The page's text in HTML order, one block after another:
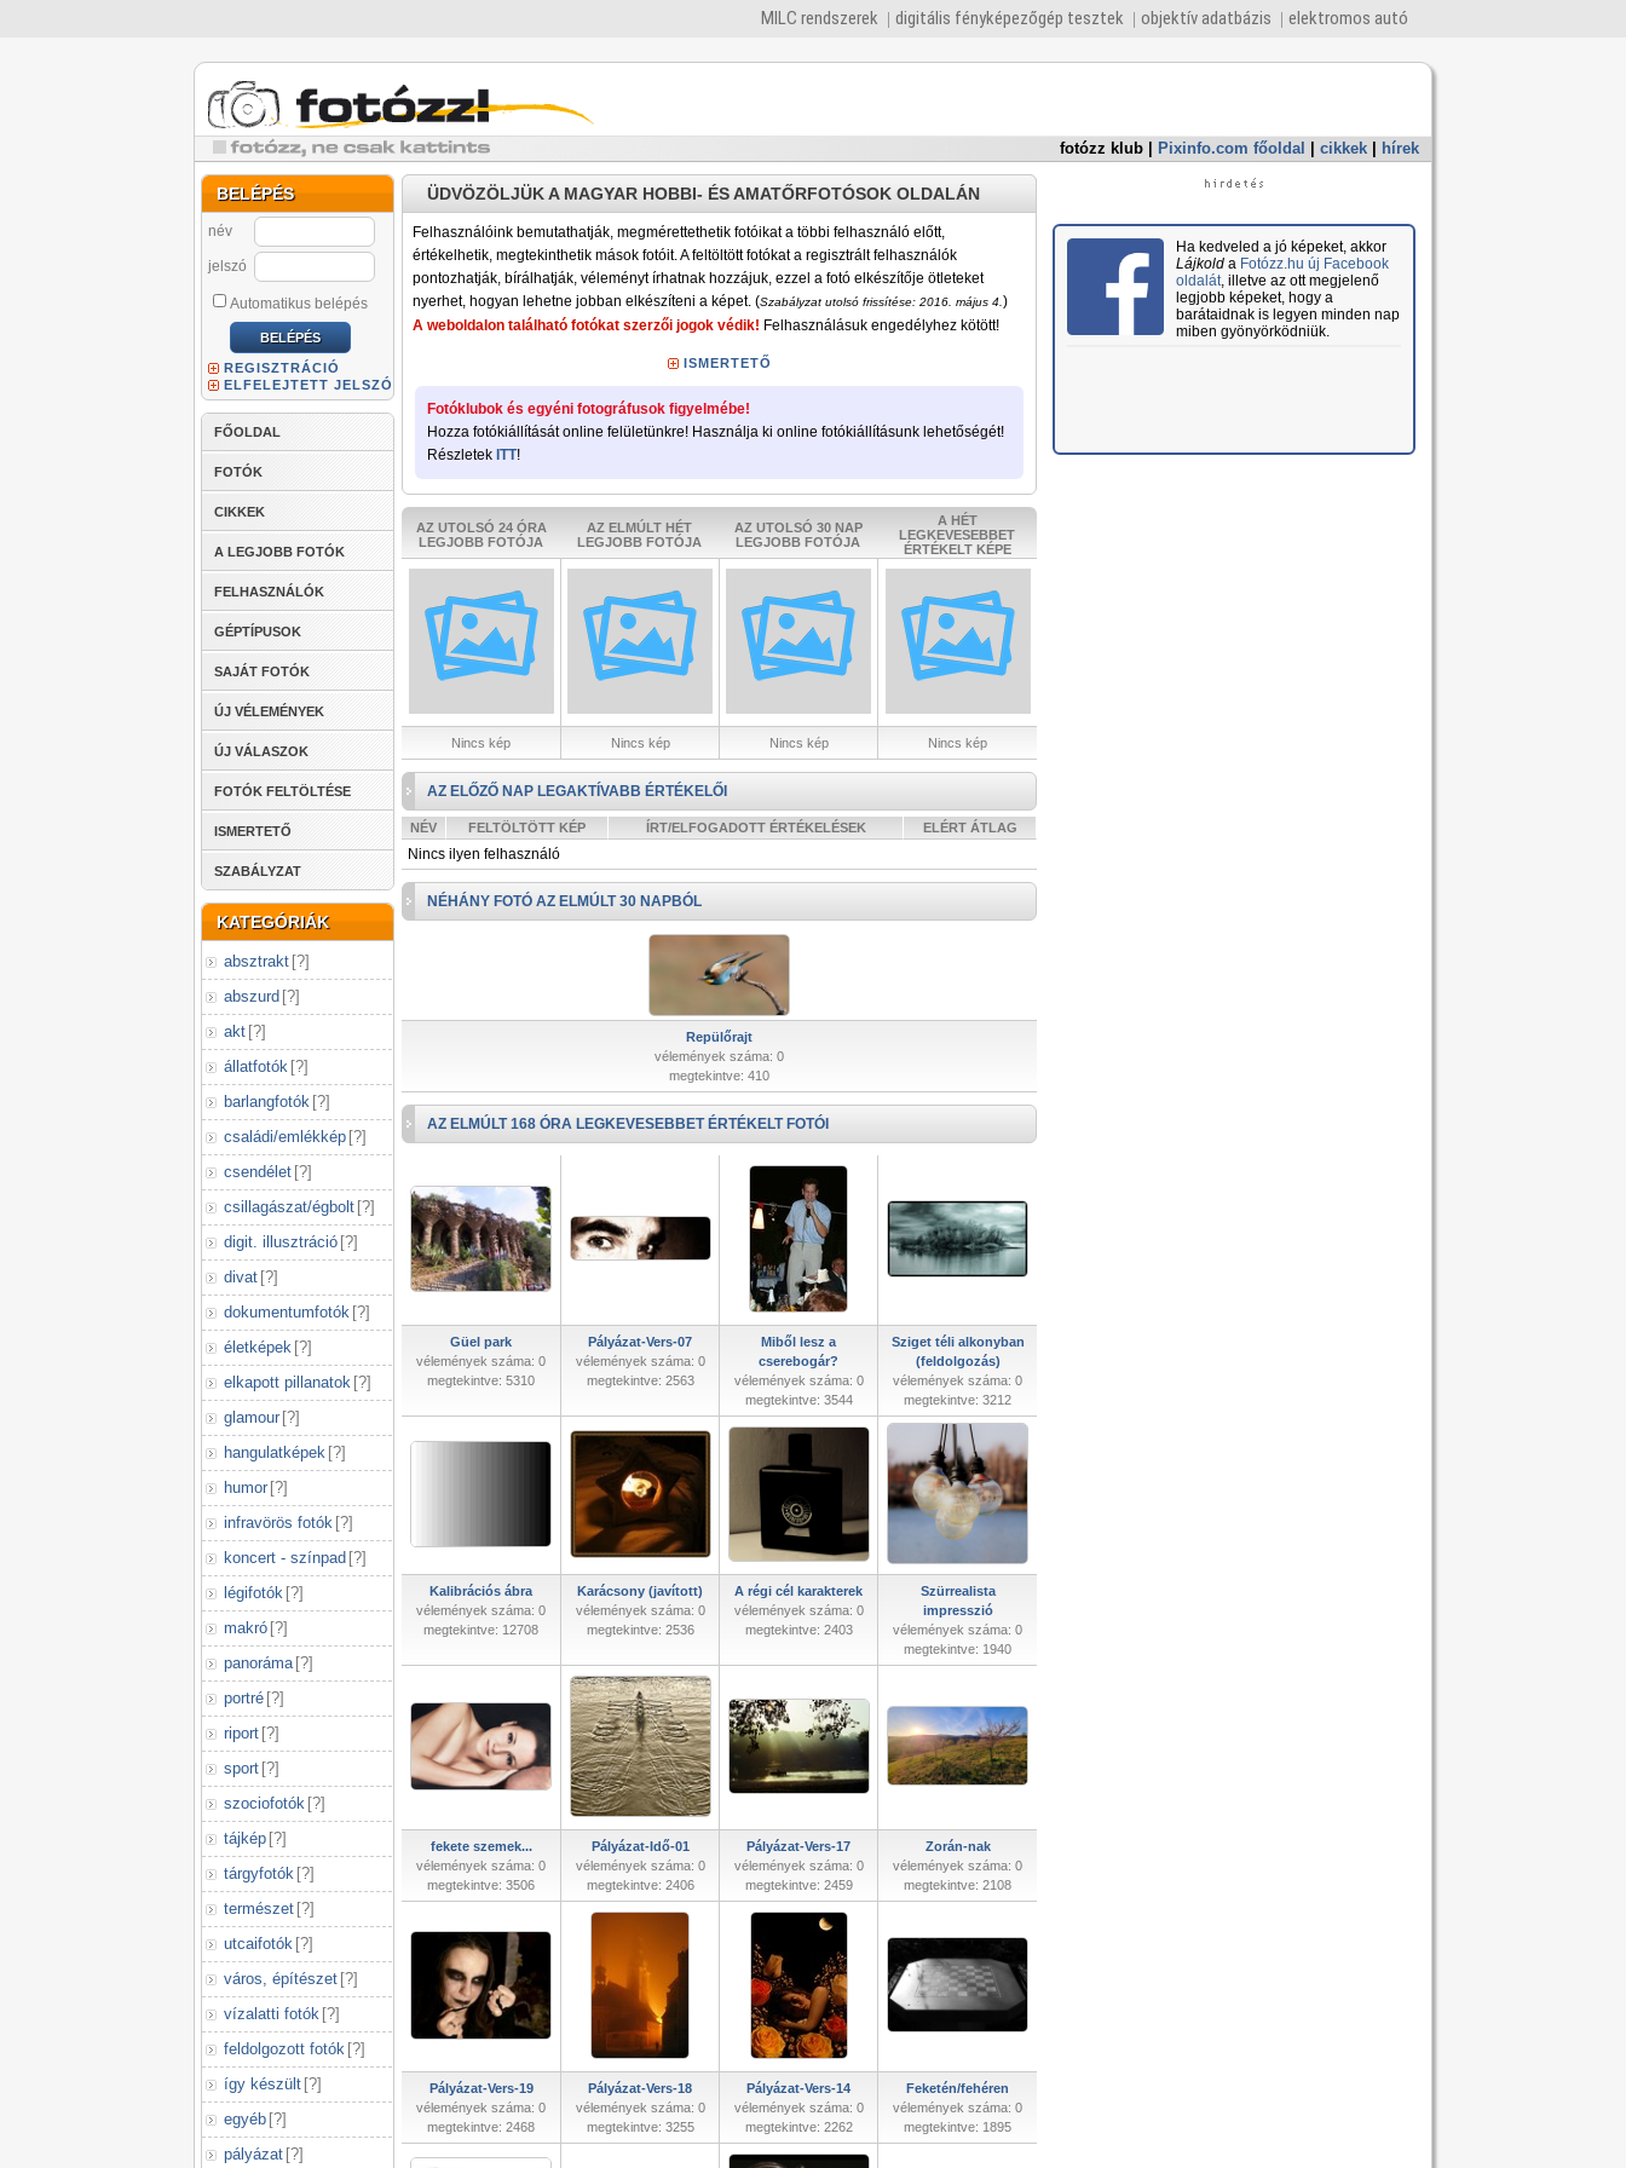
MILC rendszerek digitális fényképezőgép tesztek objektív adatbázis elektromos autó
fotózz klub Pixinfo.com főoldal cikkek hírek
BELÉPÉS
név
jelszó
Automatikus belépés
REGISZTRÁCIÓ
ELFELEJTETT JELSZÓ
FŐOLDAL
FOTÓK
CIKKEK
A LEGJOBB FOTÓK
FELHASZNÁLÓK
GÉPTÍPUSOK
SAJÁT FOTÓK
ÚJ VÉLEMÉNYEK
ÚJ VÁLASZOK
FOTÓK FELTÖLTÉSE
ISMERTETŐ
SZABÁLYZAT
KATEGÓRIÁK
absztrakt [?]
abszurd [?]
akt [?]
állatfotók [?]
barlangfotók [?]
családi/emlékkép [?]
csendélet [?]
csillagászat/égbolt [?]
digit. illusztráció [?]
divat [?]
dokumentumfotók [?]
életképek [?]
elkapott pillanatok [?]
glamour [?]
hangulatképek [?]
humor [?]
infravörös fotók [?]
koncert - színpad [?]
légifotók [?]
makró [?]
panoráma [?]
portré [?]
riport [?]
sport [?]
szociofotók [?]
tájkép [?]
tárgyfotók [?]
természet [?]
utcaifotók [?]
város, építészet [?]
vízalatti fotók [?]
feldolgozott fotók [?]
így készült [?]
egyéb [?]
pályázat [?]
ÜDVÖZÖLJÜK A MAGYAR HOBBI- ÉS AMATŐRFOTÓSOK OLDALÁN
Felhasználóink bemutathatják, megmérettethetik fotóikat a többi felhasználó előtt,
értékelhetik, megtekinthetik mások fotóit. A feltöltött fotókat a regisztrált felhasználók
pontozhatják, bírálhatják, véleményt írhatnak hozzájuk, ezzel a fotó elkészítője ötleteket
nyerhet, hogyan lehetne jobban elkészíteni a képet. (Szabályzat utolsó frissítése: 2016. május 4. )
A weboldalon található fotókat szerzői jogok védik! Felhasználásuk engedélyhez kötött!
ISMERTETŐ
Fotóklubok és egyéni fotográfusok figyelmébe!
Hozza fotókiállítását online felületünkre! Használja ki online fotókiállításunk lehetőségét!
Részletek ITT!
AZ UTOLSÓ 24 ÓRA
LEGJOBB FOTÓJA
AZ ELMÚLT HÉT
LEGJOBB FOTÓJA
AZ UTOLSÓ 30 NAP
LEGJOBB FOTÓJA
A HÉT
LEGKEVESEBBET
ÉRTÉKELT KÉPE
Nincs kép Nincs kép Nincs kép Nincs kép
AZ ELŐZŐ NAP LEGAKTÍVABB ÉRTÉKELŐI
NÉV FELTÖLTÖTT KÉP ÍRT/ELFOGADOTT ÉRTÉKELÉSEK ELÉRT ÁTLAG
Nincs ilyen felhasználó
NÉHÁNY FOTÓ AZ ELMÚLT 30 NAPBÓL
Repülőrajt
vélemények száma: 0
megtekintve: 410
AZ ELMÚLT 168 ÓRA LEGKEVESEBBET ÉRTÉKELT FOTÓI
Güel park
vélemények száma: 0
megtekintve: 5310
Pályázat-Vers-07
vélemények száma: 0
megtekintve: 2563
Miből lesz a
cserebogár?
vélemények száma: 0
megtekintve: 3544
Sziget téli alkonyban
(feldolgozás)
vélemények száma: 0
megtekintve: 3212
Kalibrációs ábra
vélemények száma: 0
megtekintve: 12708
Karácsony (javított)
vélemények száma: 0
megtekintve: 2536
A régi cél karakterek
vélemények száma: 0
megtekintve: 2403
Szürrealista
impresszió
vélemények száma: 0
megtekintve: 1940
fekete szemek...
vélemények száma: 0
megtekintve: 3506
Pályázat-Idő-01
vélemények száma: 0
megtekintve: 2406
Pályázat-Vers-17
vélemények száma: 0
megtekintve: 2459
Zorán-nak
vélemények száma: 0
megtekintve: 2108
Pályázat-Vers-19
vélemények száma: 0
megtekintve: 2468
Pályázat-Vers-18
vélemények száma: 0
megtekintve: 3255
Pályázat-Vers-14
vélemények száma: 0
megtekintve: 2262
Feketén/fehéren
vélemények száma: 0
megtekintve: 1895
Ha kedveled a jó képeket, akkor
Lájkolda Fotózz.hu új Facebook
oldalát, illetve az ott megjelenő
legjobb képeket, hogy a
barátaidnak is legyen minden nap
miben gyönyörködniük.